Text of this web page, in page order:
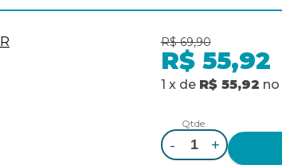
R$ 69,90
R$ 55,92
1 x de R$ 55,92 no
Qtde.
- +